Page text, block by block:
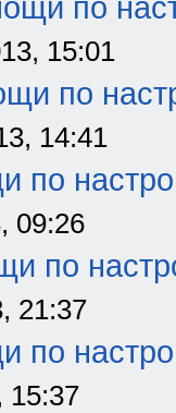
по
15:01
по
14:41
по
09:26
по
21:37
по
15:37